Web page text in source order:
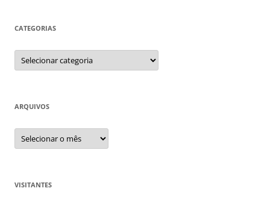
CATEGORIAS
Categorias
ARQUIVOS
Arquivos
VISITANTES